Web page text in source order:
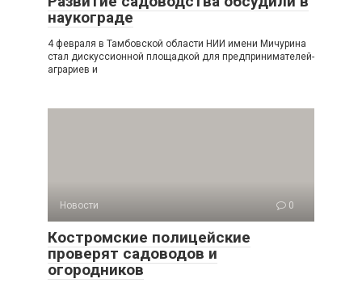
наукограде
4 февраля в Тамбовской области НИИ имени Мичурина
стал дискуссионной площадкой для предпринимателей-
аграриев и
Новости 0
Костромские полицейские
проверят садоводов и
огородников